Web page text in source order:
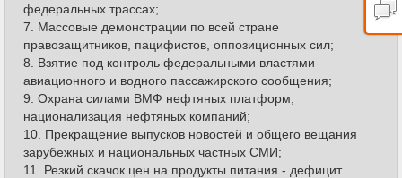
федеральных трассах;
7. Массовые демонстрации по всей стране
правозащитников, пацифистов, оппозиционных сил;
8. Взятие под контроль федеральными властями
авиационного и водного пассажирского сообщения;
9. Охрана силами ВМФ нефтяных платформ,
национализация нефтяных компаний;
10. Прекращение выпусков новостей и общего вещания
зарубежных и национальных частных СМИ;
11. Резкий скачок цен на продукты питания - дефицит